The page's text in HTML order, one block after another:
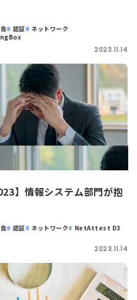
認証
ネットワーク
2023.11.14
】情報システム部門が抱
認証 ネットワーク
NetAttest D3
2023.11.14